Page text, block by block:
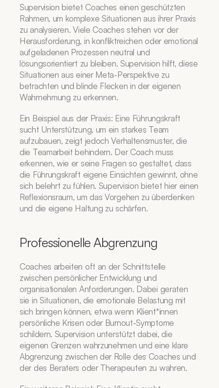
Supervision bietet Coaches einen geschützten
Rahmen, um komplexe Situationen aus ihrer Praxis
zu analysieren. Viele Coaches stehen vor der
Herausforderung, in konfliktreichen oder emotional
aufgeladenen Prozessen neutral und
lösungsorientiert zu bleiben. Supervision hilft, diese
Situationen aus einer Meta-Perspektive zu
betrachten und blinde Flecken in der eigenen
Wahrnehmung zu erkennen.
Ein Beispiel aus der Praxis: Eine Führungskraft
sucht Unterstützung, um ein starkes Team
aufzubauen, zeigt jedoch Verhaltensmuster, die
die Teamarbeit behindern. Der Coach muss
erkennen, wie er seine Fragen so gestaltet, dass
die Führungskraft eigene Einsichten gewinnt, ohne
sich belehrt zu fühlen. Supervision bietet hier einen
Reflexionsraum, um das Vorgehen zu überdenken
und die eigene Haltung zu schärfen.
Professionelle Abgrenzung
Coaches arbeiten oft an der Schnittstelle
zwischen persönlicher Entwicklung und
organisationalen Anforderungen. Dabei geraten
sie in Situationen, die emotionale Belastung mit
sich bringen können, etwa wenn Klient*innen
persönliche Krisen oder Burnout-Symptome
schildern. Supervision unterstützt dabei, die
eigenen Grenzen wahrzunehmen und eine klare
Abgrenzung zwischen der Rolle des Coaches und
der des Beraters oder Therapeuten zu wahren.